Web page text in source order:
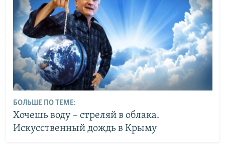
БОЛЬШЕ ПО ТЕМЕ:
Хочешь воду – стреляй в облака.
Искусственный дождь в Крыму